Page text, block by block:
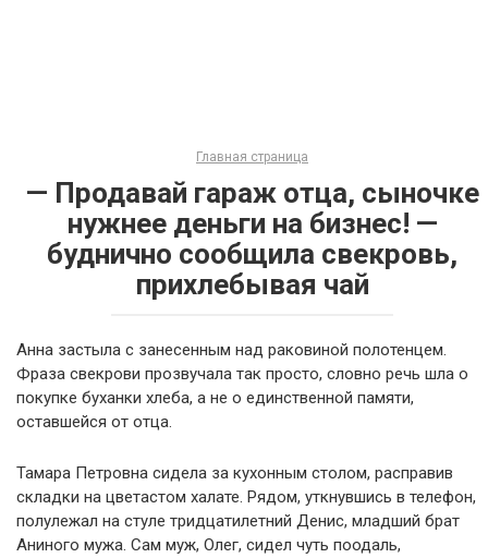
Главная страница
— Продавай гараж отца, сыночке
нужнее деньги на бизнес! —
буднично сообщила свекровь,
прихлебывая чай
Анна застыла с занесенным над раковиной полотенцем.
Фраза свекрови прозвучала так просто, словно речь шла о
покупке буханки хлеба, а не о единственной памяти,
оставшейся от отца.
Тамара Петровна сидела за кухонным столом, расправив
складки на цветастом халате. Рядом, уткнувшись в телефон,
полулежал на стуле тридцатилетний Денис, младший брат
Аниного мужа. Сам муж, Олег, сидел чуть поодаль,